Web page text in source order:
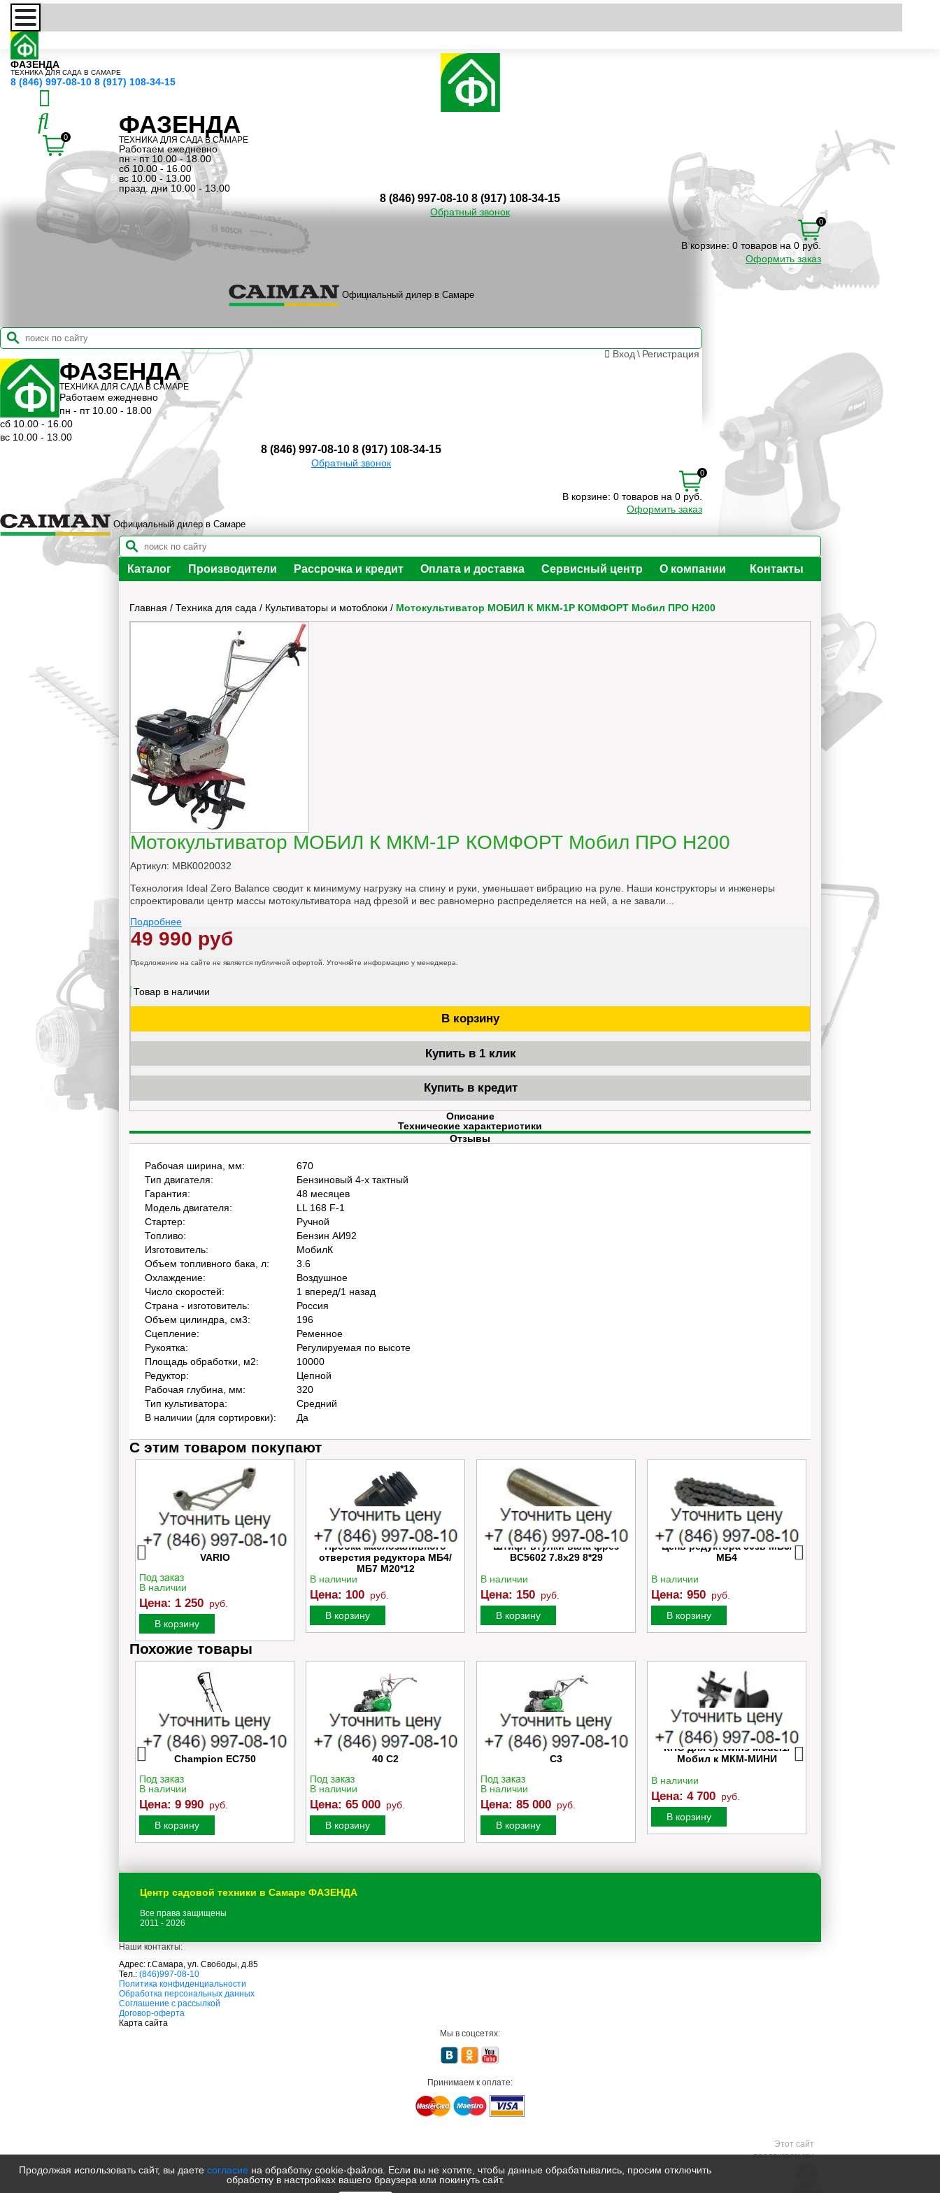
ФАЗЕНДА
ТЕХНИКА ДЛЯ САДА В САМАРЕ
8 (846) 997-08-10 8 (917) 108-34-15
0 ФАЗЕНДА
ТЕХНИКА ДЛЯ САДА В САМАРЕ
Работаем ежедневно
пн - пт 10.00 - 18.00
сб 10.00 - 16.00
вс 10.00 - 13.00
празд. дни 10.00 - 13.00
8 (846) 997-08-10 8 (917) 108-34-15
Обратный звонок
0
В корзине: 0 товаров на 0 руб.
Оформить заказ
Официальный дилер в Самаре
Вход \ Регистрация
ФАЗЕНДА
ТЕХНИКА ДЛЯ САДА В САМАРЕ
Работаем ежедневно
пн - пт 10.00 - 18.00
сб 10.00 - 16.00
вс 10.00 - 13.00
8 (846) 997-08-10 8 (917) 108-34-15
Обратный звонок
0
В корзине: 0 товаров на 0 руб.
Оформить заказ
Официальный дилер в Самаре
Каталог Производители Рассрочка и кредит Оплата и доставка Сервисный центр О компании Контакты
Главная / Техника для сада / Культиваторы и мотоблоки / Мотокультиватор МОБИЛ К МКМ-1Р КОМФОРТ Мобил ПРО H200
Мотокультиватор МОБИЛ К МКМ-1Р КОМФОРТ Мобил ПРО H200
Артикул: МВК0020032
Технология Ideal Zero Balance сводит к минимуму нагрузку на спину и руки, уменьшает вибрацию на руле. Наши конструкторы и инженеры
спроектировали центр массы мотокультиватора над фрезой и вес равномерно распределяется на ней, а не завали...
Подробнее
49 990 руб
Предложение на сайте не является публичной офертой. Уточняйте информацию у менеджера.
Товар в наличии
В корзину
Купить в 1 клик
Купить в кредит
Описание
Технические характеристики
Отзывы
Рабочая ширина, мм:
670
Тип двигателя:
Бензиновый 4-х тактный
Гарантия:
48 месяцев
Модель двигателя:
LL 168 F-1
Стартер:
Ручной
Топливо:
Бензин АИ92
Изготовитель:
МобилК
Объем топливного бака, л:
3.6
Охлаждение:
Воздушное
Число скоростей:
1 вперед/1 назад
Страна - изготовитель:
Россия
Объем цилиндра, см3:
196
Сцепление:
Ременное
Рукоятка:
Регулируемая по высоте
Площадь обработки, м2:
10000
Редуктор:
Цепной
Рабочая глубина, мм:
320
Тип культиватора:
Средний
В наличии (для сортировки):
Да
С этим товаром покупают
Успокоитель цепи Caiman
VARIO
В наличии
Цена: 1 250 руб.
В корзину
Пробка маслозаливного
отверстия редуктора МБ4/
МБ7 M20*12
В наличии
Цена: 100 руб.
В корзину
Штифт втулки вала фрез
BC5602 7.8x29 8*29
В наличии
Цена: 150 руб.
В корзину
Цепь редуктора 50зв МБ3/
МБ4
В наличии
Цена: 950 руб.
В корзину
Похожие товары
Электрический культиватор
Champion EC750
В наличии
Цена: 9 990 руб.
В корзину
Культиватор Caiman MOKKO
40 C2
В наличии
Цена: 65 000 руб.
В корзину
Культиватор Caiman TRIO 70
C3
В наличии
Цена: 85 000 руб.
В корзину
КНО для Sterwins Model1/
Мобил к МКМ-МИНИ
В наличии
Цена: 4 700 руб.
В корзину
Центр садовой техники в Самаре ФАЗЕНДА
Все права защищены
2011 - 2026
Наши контакты:
Адрес: г.Самара, ул. Свободы, д.85
Тел.: (846)997-08-10
с
а
д
о
в
д
Политика конфиденциальности
Обработка персональных данных
Соглашение с рассылкой
Договор-оферта
Карта сайта
Мы в соцсетях:
Принимаем к оплате:
Этот сайт
продвигаем мы
Продолжая использовать сайт, вы даете согласие на обработку cookie-файлов. Если вы не хотите, чтобы данные обрабатывались, просим отключить
обработку в настройках вашего браузера или покинуть сайт.